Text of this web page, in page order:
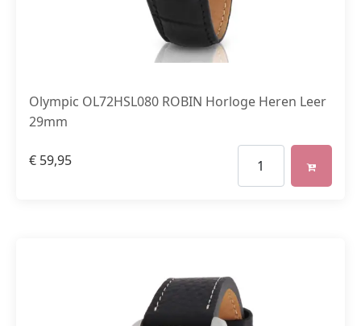
Olympic OL72HSL080 ROBIN Horloge Heren Leer
29mm
€ 59,95